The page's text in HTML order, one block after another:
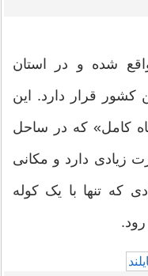
شده و در استان
قرار دارد. این
که در ساحل
دارد و مکانی
تنها با یک کوله